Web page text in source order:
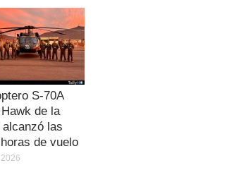
S-70A
de la
alcanzó las
de vuelo